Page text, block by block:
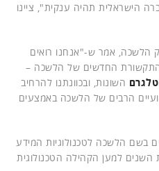
הישראלית תהיה ענקית", ציינו
הלשכה, אמר ש-"אנחנו רואים
התקשורת החדשים של הלשכה –
טלגרם השונות, ובכוונתנו להרחיב
הרבים של הלשכה באמצעים
בשם הלשכה לטכנולוגיות המידע
למען הקהילה הטכנולוגית